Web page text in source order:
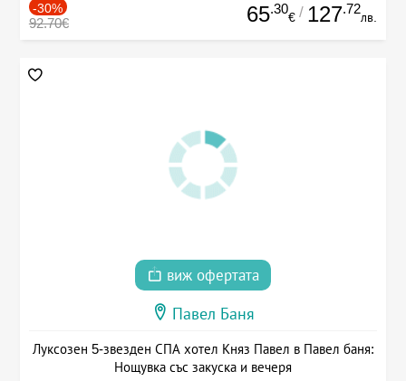
-30%
92.70€ 65.30
€ / 127.72
лв.
виж офертата
Павел Баня
Луксозен 5-звезден СПА хотел Княз Павел в Павел баня:
Нощувка със закуска и вечеря